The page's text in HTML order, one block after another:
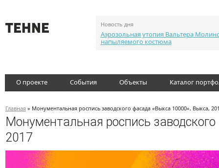
Новость дня
Аэрозольная утопия Вальтера
напыляемого костюма
О проекте События Объекты Каталог
Главная » Монументальная роспись заводского фасада «Выкса 10000», Выкса,
Монументальная роспись
2017